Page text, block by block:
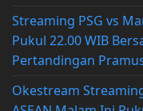
Streaming PSG vs
Pukul 22.00 WIB
Pertandingan
Okestream